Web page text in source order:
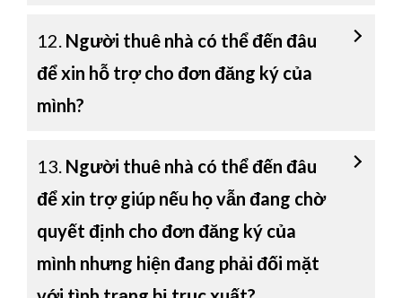
12. Người thuê nhà có thể đến đâu
để xin hỗ trợ cho đơn đăng ký của
mình?
13. Người thuê nhà có thể đến đâu
để xin trợ giúp nếu họ vẫn đang chờ
quyết định cho đơn đăng ký của
mình nhưng hiện đang phải đối mặt